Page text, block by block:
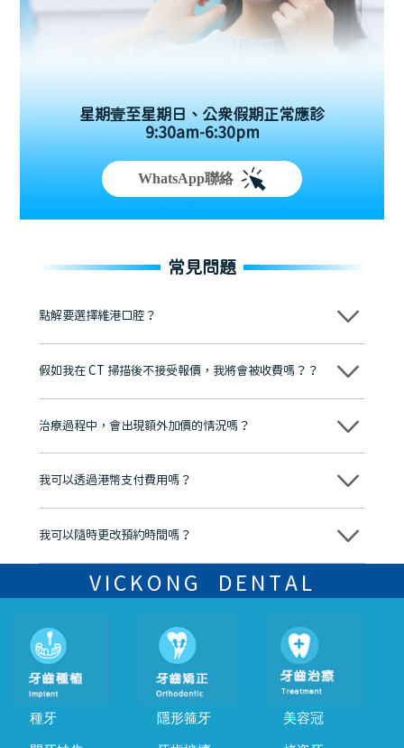
星期壹至星期日、公眾假期正常應診
9:30am-6:30pm
WhatsApp聯絡
常見問題
點解要選擇維港口腔？
維港口腔踐行「醫道濟世」的大學校訓，各分院匯聚來自香港、內地的
牌」、「2025香港企業領袖品牌」，是諾貝爾種植系統全球放心植牙中
至今已服務超過三十個國家和地區的顧客，受到粵港澳大灣區及周邊城
市市民極高的口碑評價及信任推薦 珠海、深圳設有八大分院，香港亦設
有咨詢及服務保障中心，有任何問題都可以隨時預約免費咨詢，讓人十
假如我在 CT 掃描後不接受報價，我將會被收費嗎？？
不會！只要未開始實際服務之前，你不會被收取任何費用。
治療過程中，會出現額外加價的情況嗎？
不會，治療前我們會詳細說明治療方案及對應的價錢，顧客同意並簽字
我可以透過港幣支付費用嗎？
可以。維港口腔會按照當日匯率轉算收取費用，而匯率會及時告知客人
我可以隨時更改預約時間嗎？
可以，請盡早通過wechat或whatsapp聯絡我們，告知我們你原本預約
的時間及資料，並且重新預約的日期及時段
VICKONG DENTAL
種牙 隱形箍牙 美容冠